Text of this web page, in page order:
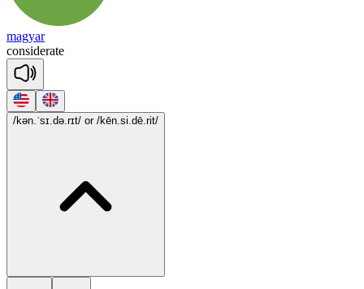
magyar
considerate
/kən.ˈsɪ.də.rɪt/ or /kēn.si.dē.rit/